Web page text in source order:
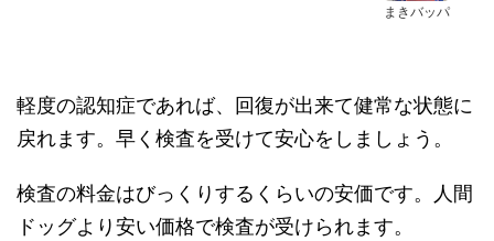
まきバッパ
軽度の認知症であれば、回復が出来て健常な状態に
戻れます。早く検査を受けて安心をしましょう。
検査の料金はびっくりするくらいの安価です。人間
ドッグより安い価格で検査が受けられます。